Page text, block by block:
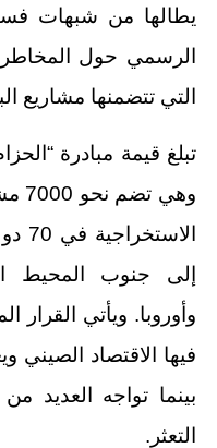
يطالها من شبهات
الرسمي حول المخاطر
التي تتضمنها مشاريع
إلى جنوب المحيط
وأوروبا. ويأتي القرار
فيها الاقتصاد الصيني
بينما تواجه العديد
التعثر.